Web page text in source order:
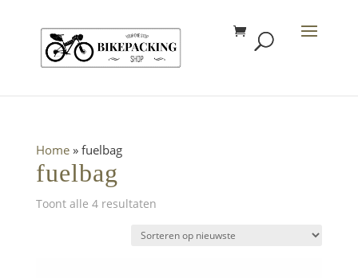
Home» fuelbag
fuelbag
Toont alle 4 resultatenGesorteerd
nieuwste